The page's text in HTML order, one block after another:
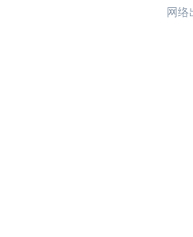
网